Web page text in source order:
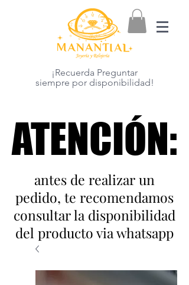
¡Recuerda Preguntar
siempre por disponibilidad!
ATENCIÓN:
ATENCIÓN:
antes de realizar un
pedido, te recomendamos
consultar la disponibilidad
del producto via whatsapp